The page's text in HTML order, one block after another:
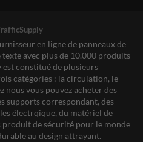
en ligne de panneaux de
avec plus de 10.000 produits
constitué de plusieurs
catégories : la circulation, le
nous vous pouvez acheter des
supports correspondant, des
électrqique, du matériel de
produit de sécurité pour le monde
au design attrayant.